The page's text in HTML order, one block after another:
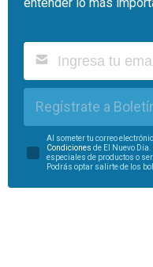
Regístrate a
Al someter tu correo
Condiciones de El Nuevo
especiales de productos o
Podrás optar salirte de los